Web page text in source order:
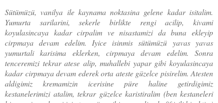
Sütümüzü, vanilya ile kaynama noktasina gelene kadar isitalim.
Yumurta sarilarini, sekerle birlikte rengi acilip, kivami
koyulasincaya kadar cirpalim ve nisastamizi da buna ekleyip
cirpmaya devam edelim. Iyice isinmis sütümüzü yavas yavas
yumurtali karisima eklerken, cirpmaya devam edelim. Sonra
tenceremizi tekrar atese alip, muhallebi yapar gibi koyulasincaya
kadar cirpmaya devam ederek orta ateste güzelce pisirelim. Atesten
aldigimiz kremamizin icerisine püre haline getirdigimiz
kestanelerimizi atalim, tekrar güzelce karistiralim (ben kestaneleri